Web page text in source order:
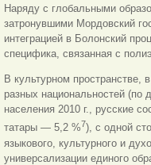
Наряду с глобальными
затронувшими Мордовский
интеграцией в Болонский
специфика, связанная с
В культурном пространстве,
разных национальностей (по
населения 2010 г., русские
татары — 5,2 %7), с одной
языкового, культурного и
универсализации единого